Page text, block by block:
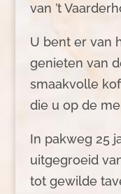
van ’t
U bent er van
genieten van
smaakvolle
die u op de
In pakweg 25
uitgegroeid
tot gewilde